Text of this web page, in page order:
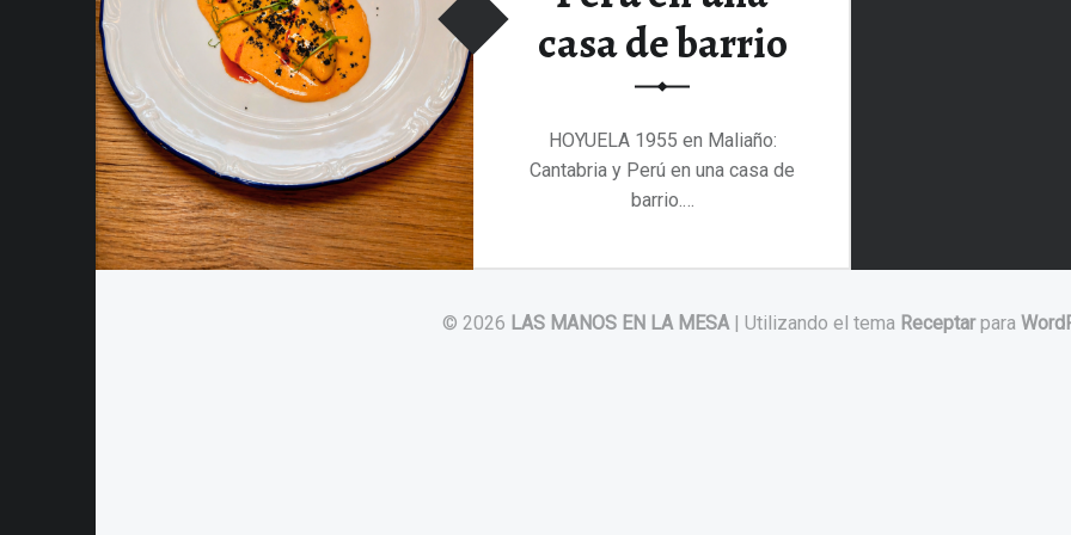
casa de barrio
HOYUELA 1955 en Maliaño:
Cantabria y Perú en una casa de
barrio.…
Continuar leyendo“HOYUELA 1955 en Maliaño: Cantabria y Perú en una casa de barrio”
…
© 2026 LAS MANOS EN LA MESA | Utilizando el tema Receptarpara